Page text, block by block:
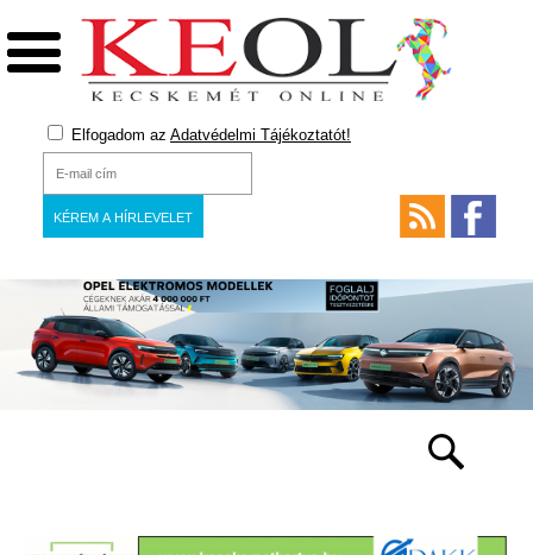
Elfogadom az Adatvédelmi Tájékoztatót!